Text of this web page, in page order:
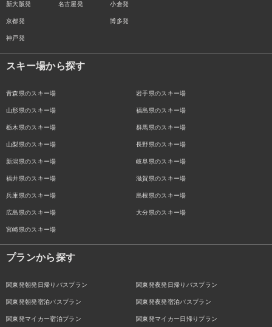
新大阪発
京都発
神戸発
名古屋発 小倉発
博多発
スキー場から探す
青森県のスキー場 岩手県のスキー場
山形県のスキー場 福島県のスキー場
栃木県のスキー場 群馬県のスキー場
山梨県のスキー場 長野県のスキー場
新潟県のスキー場 岐阜県のスキー場
福井県のスキー場 滋賀県のスキー場
兵庫県のスキー場 島根県のスキー場
広島県のスキー場 大分県のスキー場
宮崎県のスキー場
プランから探す
関東発朝発日帰りバスプラン 関東発夜発日帰りバスプラン
関東発朝発宿泊バスプラン 関東発夜発宿泊バスプラン
関東発マイカー宿泊プラン 関東発マイカー日帰りプラン